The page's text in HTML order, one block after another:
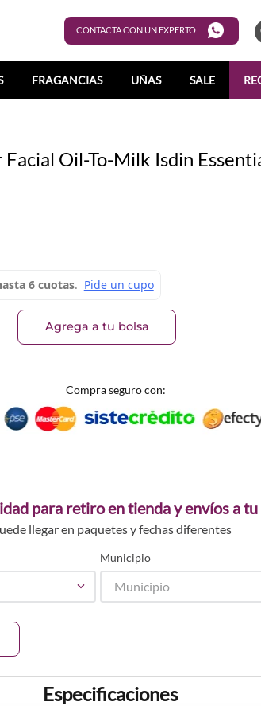
CONTACTA CON UN EXPERTO
FRAGANCIAS UÑAS SALE
Oil-To-Milk Isdin
Agrega a tu bolsa
Compra seguro con:
para retiro en tienda y envíos a
llegar en paquetes y fechas diferentes
Municipio
Municipio
Especificaciones